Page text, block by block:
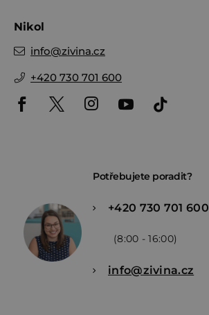
Nikol
info@zivina.cz
+420 730 701 600
Potřebujete poradit?
+420 730 701 600
(8:00 - 16:00)
info@zivina.cz